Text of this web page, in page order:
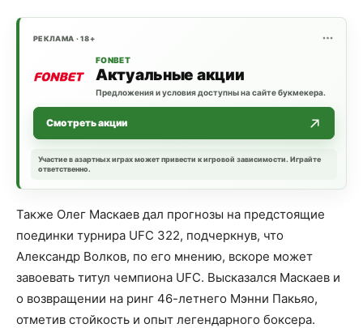
РЕКЛАМА · 18+
FONBET
Актуальные акции
Предложения и условия доступны на сайте букмекера.
Смотреть акции
Участие в азартных играх может привести к игровой зависимости. Играйте
ответственно.
Также Олег Маскаев дал прогнозы на предстоящие
поединки турнира UFC 322, подчеркнув, что
Александр Волков, по его мнению, вскоре может
завоевать титул чемпиона UFC. Высказался Маскаев и
о возвращении на ринг 46-летнего Мэнни Пакьяо,
отметив стойкость и опыт легендарного боксера.